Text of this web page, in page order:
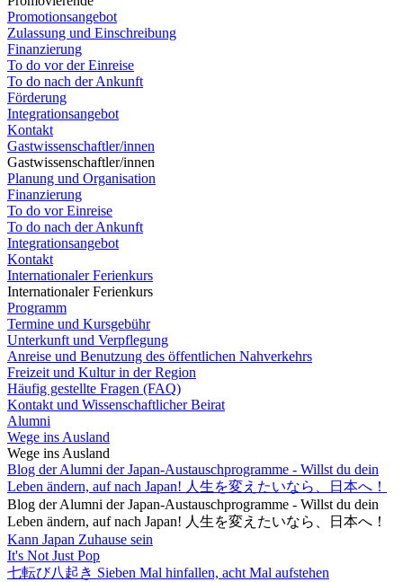
Promotionsangebot
Zulassung und Einschreibung
Finanzierung
To do vor der Einreise
To do nach der Ankunft
Förderung
Integrationsangebot
Kontakt
Gastwissenschaftler/innen
Gastwissenschaftler/innen
Planung und Organisation
Finanzierung
To do vor Einreise
To do nach der Ankunft
Integrationsangebot
Kontakt
Internationaler Ferienkurs
Internationaler Ferienkurs
Programm
Termine und Kursgebühr
Unterkunft und Verpflegung
Anreise und Benutzung des öffentlichen Nahverkehrs
Freizeit und Kultur in der Region
Häufig gestellte Fragen (FAQ)
Kontakt und Wissenschaftlicher Beirat
Alumni
Wege ins Ausland
Wege ins Ausland
Blog der Alumni der Japan-Austauschprogramme - Willst du dein
Leben ändern, auf nach Japan! 人生を変えたいなら、日本へ！
Blog der Alumni der Japan-Austauschprogramme - Willst du dein
Leben ändern, auf nach Japan! 人生を変えたいなら、日本へ！
Kann Japan Zuhause sein
It's Not Just Pop
七転び八起き Sieben Mal hinfallen, acht Mal aufstehen